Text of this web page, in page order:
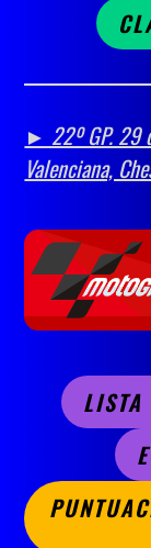
► 22º GP. 29
Valenciana,
LISTA